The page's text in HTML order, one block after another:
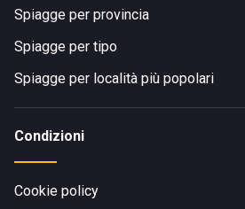
Spiagge per provincia
Spiagge per tipo
Spiagge per località più popolari
Condizioni
Cookie policy